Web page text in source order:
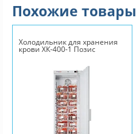
Похожие товары
Холодильник для хранения
крови ХК-400-1 Позис